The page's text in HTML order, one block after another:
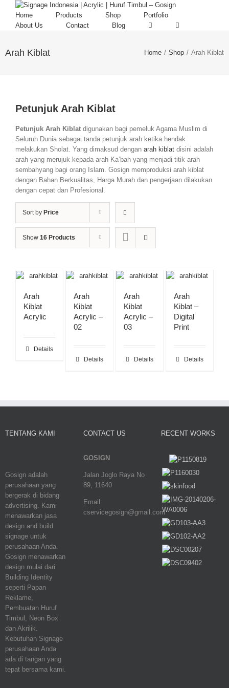
Home Products Shop
Portfolio
About Us
Contact Blog
Arah Kiblat Home / Shop / Arah Kiblat
Petunjuk Arah Kiblat
Petunjuk Arah Kiblat digunakan bagi pemeluk Agama Muslim di
Seluruh Dunia sebagai tanda petunjuk arah ketika hendak
melakukan Sholat. Yang dimaksud dengan arah kiblat disini adalah
arah yang merujuk kepada arah Ka’bah yang menjadi titik arah
sembahyang bagi orang Islam. Gosign memproduksi arah kiblat
dengan Bahan Berkualitas, Harga Murah dan pengerjaan dilakukan
dengan cepat dan Profesional.
Sort by Price
Show 16 Products
Arah
Kiblat
Acrylic
Details
Arah
Kiblat
Acrylic –
02
Details
Arah
Kiblat
Acrylic –
03
Details
Arah
Kiblat –
Digital
Print
Details
TENTANG KAMI
Gosign adalah
perusahaan yang
bergerak di bidang
advertising. Kami
menawarkan jasa
design and build
signage untuk
perusahaan Anda.
Gosign menawarkan
design mulai dari
Building Identity
seperti Papan
Reklame,
Pembuatan Huruf
Timbul, Neon Box
dan Akrilik.
Kebutuhan Signage
perusahaan Anda
ada di tangan yang
tepat bersama kami.
CONTACT US
GOSIGN
Jalan Joglo Raya No
89, 11640
Email:
cservicegosign@gmail.com
RECENT WORKS